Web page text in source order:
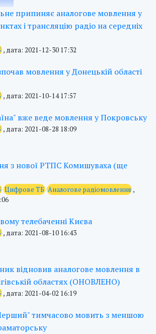
припиняє аналогове мовлення у
і трансляцію радіо на середніх
, дата: 2021-12-30 17:32
мовлення у Донецькій області
, дата: 2021-10-14 17:57
вже веде мовлення у Покровську
, дата: 2021-08-28 18:09
з нової РТПС Комишуваха (ще
Цифрове ТБ Аналогове радіомовлення ,
телебаченні Києва
, дата: 2021-08-10 16:43
відновив аналогове мовлення в
областях (ОНОВЛЕНО)
, дата: 2021-04-02 16:19
тимчасово мовить з меншою